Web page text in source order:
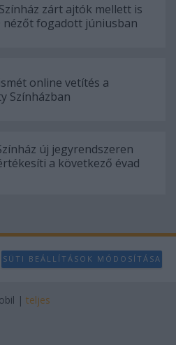
zárt ajtók mellett is
nézőt fogadott júniusban
online vetítés a
Színházban
új jegyrendszeren
a következő évad
SÜTI BEÁLLÍTÁSOK MÓDOSÍTÁSA
| teljes